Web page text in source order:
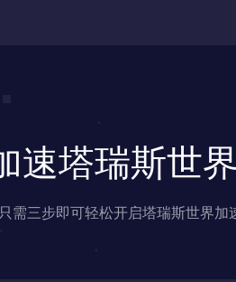
速塔瑞斯世
需三步即可轻松开启塔瑞斯世界加